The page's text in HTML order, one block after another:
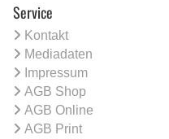
Service
Kontakt
Mediadaten
Impressum
AGB Shop
AGB Online
AGB Print